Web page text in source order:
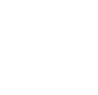
Proslava ob